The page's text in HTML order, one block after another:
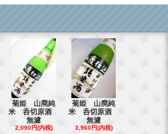
菊姫 山廃純
米 呑切原酒
無濾
2,090円(内税)
菊姫 山廃純
米 呑切原酒
無濾
3,960円(内税)